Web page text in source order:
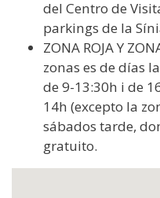
del Centro de
parkings de la
ZONA ROJA Y
zonas es de días
de 9-13:30h i de
14h (excepto la
sábados tarde,
gratuito.